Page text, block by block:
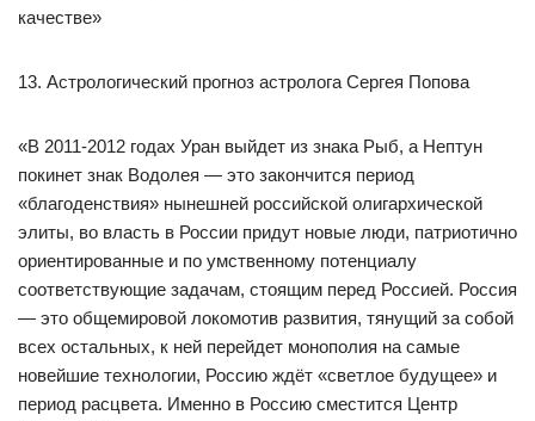
качестве»
13. Астрологический прогноз астролога Сергея Попова
«В 2011-2012 годах Уран выйдет из знака Рыб, а Нептун
покинет знак Водолея — это закончится период
«благоденствия» нынешней российской олигархической
элиты, во власть в России придут новые люди, патриотично
ориентированные и по умственному потенциалу
соответствующие задачам, стоящим перед Россией. Россия
— это общемировой локомотив развития, тянущий за собой
всех остальных, к ней перейдет монополия на самые
новейшие технологии, Россию ждёт «светлое будущее» и
период расцвета. Именно в Россию сместится Центр